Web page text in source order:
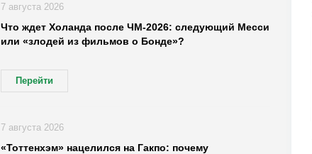
Что ждет Холанда после ЧМ-2026: следующий Месси
или «злодей из фильмов о Бонде»?
Перейти
7 августа 2026
«Тоттенхэм» нацелился на Гакпо: почему
7 августа 2026